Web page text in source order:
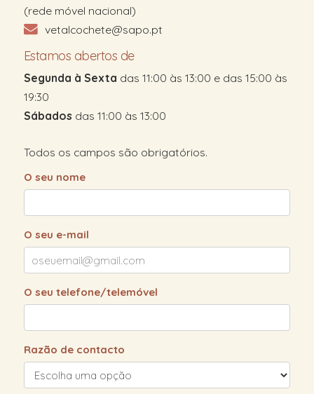
(rede móvel nacional)
vetalcochete@sapo.pt
Estamos abertos de
Segunda à Sexta das 11:00 às 13:00 e das 15:00 às
19:30
Sábados das 11:00 às 13:00
Todos os campos são obrigatórios.
O seu nome
O seu e-mail
O seu telefone/telemóvel
Razão de contacto